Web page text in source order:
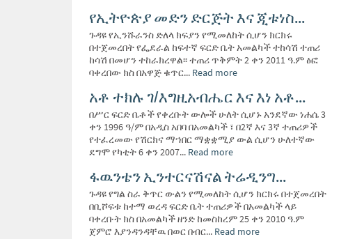
የኢትዮጵያ መድን ድርጅት እና ጂቱነስ...
ጉዳዩ የኢንሹራንስ ድለላ ክፍያን የሚመለከት ሲሆን ክርክሩ
በተጀመረበት የፌደራል ከፍተኛ ፍርድ ቤት አመልካች ተከሳሽ ተጠሪ
ከሳሽ በመሆን ተከራክረዋል፡፡ ተጠሪ ጥቅምት 2 ቀን 2011 ዓ.ም ፅፎ
ባቀረበው ክስ በአዋጅ ቁጥር... Read more
አቶ ተክሉ ገ/እግዚአብሔር እና እነ አቶ...
በሥር ፍርድ ቤቶች የቀረቡት ውሎች ሁለት ሲሆኑ አንደኛው ነሐሴ 3
ቀን 1996 ዓ/ም በአዲስ አበባ በአመልካች ፣ በ2ኛ እና 3ኛ ተጠሪዎች
የተፈረመው የሽርክና ማኀበር ማቋቋሚያ ውል ሲሆን ሁለተኛው
ደግሞ የካቲት 6 ቀን 2007... Read more
ፋዉንቴን ኢንተርናሽናል ትሬዲንግ...
ጉዳዩ የግል ስራ ቅጥር ውልን የሚመለከት ሲሆን ክርክሩ በተጀመረበት
በቢሾፍቱ ከተማ ወረዳ ፍርድ ቤት ተጠሪዎች በአመልካች ላይ
ባቀረቡት ክስ በአመልካች ዘንድ ከመስከረም 25 ቀን 2010 ዓ.ም
ጀምሮ እያንዳንዳቸዉ በወር በብር... Read more